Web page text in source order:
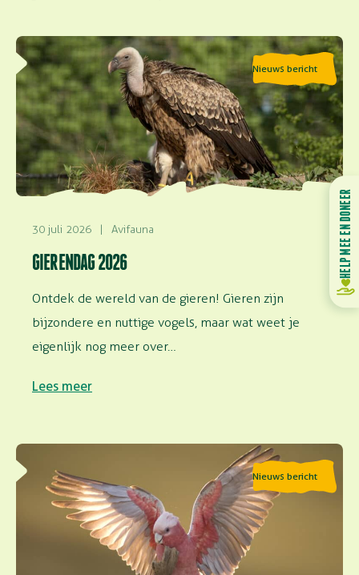
Nieuws bericht
30 juli 2026 | Avifauna
GIERENDAG 2026
Ontdek de wereld van de gieren! Gieren zijn
bijzondere en nuttige vogels, maar wat weet je
eigenlijk nog meer over…
Lees meer
Lees meer over Gierendag 2026
Nieuws bericht
Lees meer over Vinden vogels het leuk om te vliegen?
HELP MEE EN DONEER